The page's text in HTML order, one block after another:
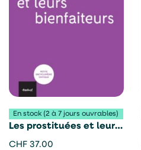
En stock (2 à 7 jours ouvrables)
Les prostituées et leurs
bienfaiteurs – Lilan
CHF 37.00